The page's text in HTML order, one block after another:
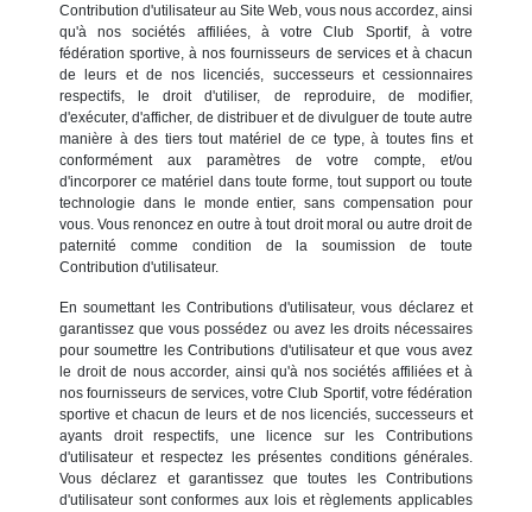
Contribution d'utilisateur au Site Web, vous nous accordez, ainsi
qu'à nos sociétés affiliées, à votre Club Sportif, à votre
fédération sportive, à nos fournisseurs de services et à chacun
de leurs et de nos licenciés, successeurs et cessionnaires
respectifs, le droit d'utiliser, de reproduire, de modifier,
d'exécuter, d'afficher, de distribuer et de divulguer de toute autre
manière à des tiers tout matériel de ce type, à toutes fins et
conformément aux paramètres de votre compte, et/ou
d'incorporer ce matériel dans toute forme, tout support ou toute
technologie dans le monde entier, sans compensation pour
vous. Vous renoncez en outre à tout droit moral ou autre droit de
paternité comme condition de la soumission de toute
Contribution d'utilisateur.
En soumettant les Contributions d'utilisateur, vous déclarez et
garantissez que vous possédez ou avez les droits nécessaires
pour soumettre les Contributions d'utilisateur et que vous avez
le droit de nous accorder, ainsi qu'à nos sociétés affiliées et à
nos fournisseurs de services, votre Club Sportif, votre fédération
sportive et chacun de leurs et de nos licenciés, successeurs et
ayants droit respectifs, une licence sur les Contributions
d'utilisateur et respectez les présentes conditions générales.
Vous déclarez et garantissez que toutes les Contributions
d'utilisateur sont conformes aux lois et règlements applicables